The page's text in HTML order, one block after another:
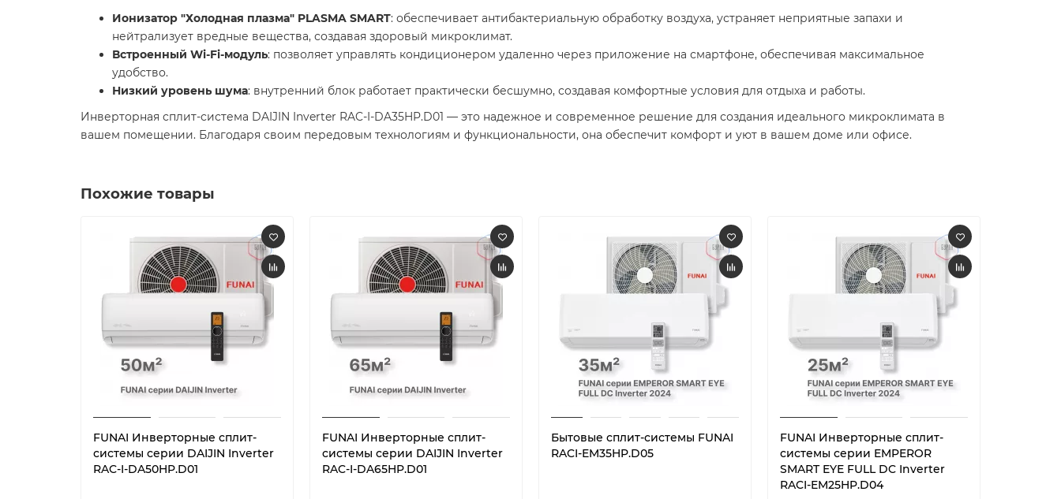
Ионизатор "Холодная плазма" PLASMA SMART: обеспечивает антибактериальную обработку воздуха, устраняет неприятные запахи и
нейтрализует вредные вещества, создавая здоровый микроклимат. ​
Встроенный Wi-Fi-модуль: позволяет управлять кондиционером удаленно через приложение на смартфоне, обеспечивая максимальное
удобство.​
Низкий уровень шума: внутренний блок работает практически бесшумно, создавая комфортные условия для отдыха и работы.​
Инверторная сплит-система DAIJIN Inverter RAC-I-DA35HP.D01 — это надежное и современное решение для создания идеального микроклимата в
вашем помещении. Благодаря своим передовым технологиям и функциональности, она обеспечит комфорт и уют в вашем доме или офисе.​
Похожие товары
FUNAI Инверторные сплит-
системы серии DAIJIN Inverter
RAC-I-DA50HP.D01
FUNAI Инверторные сплит-
системы серии DAIJIN Inverter
RAC-I-DA65HP.D01
Бытовые сплит-системы FUNAI
RACI-EM35HP.D05
FUNAI Инверторные сплит-
системы серии EMPEROR
SMART EYE FULL DC Inverter
RACI-EM25HP.D04